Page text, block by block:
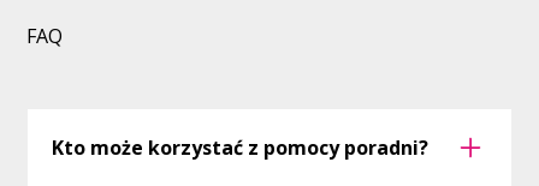
FAQ
Kto może korzystać z pomocy poradni?